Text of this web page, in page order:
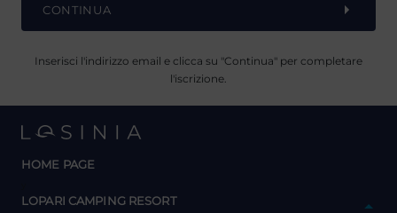
CONTINUA
Inserisci l'indirizzo email e clicca su "Continua" per completare
l'iscrizione.
HOME PAGE
LOPARI CAMPING RESORT